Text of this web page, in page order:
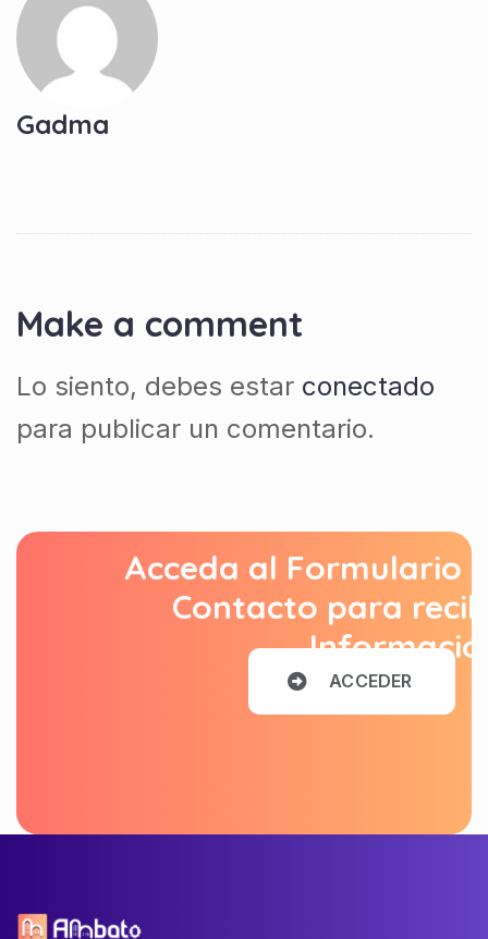
Gadma
Make a comment
Lo siento, debes estar conectado
para publicar un comentario.
Acceda al Formulario
Contacto para
ACCEDER